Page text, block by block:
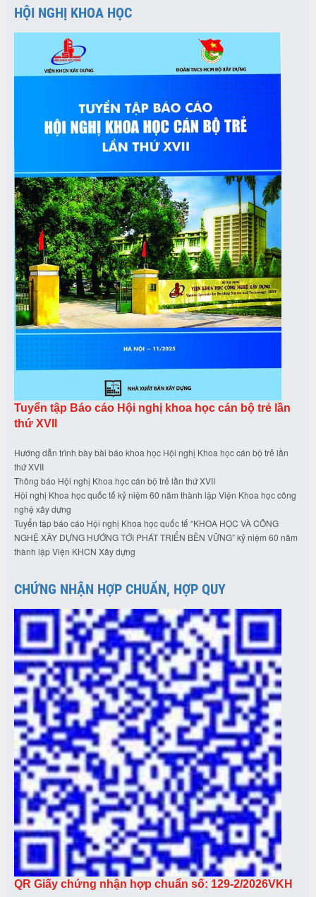
HỘI NGHỊ KHOA HỌC
Tuyển tập Báo cáo Hội nghị khoa học cán bộ trẻ lần
thứ XVII
Hướng dẫn trình bày bài báo khoa học Hội nghị Khoa học cán bộ trẻ lần
thứ XVII
Thông báo Hội nghị Khoa học cán bộ trẻ lần thứ XVII
Hội nghị Khoa học quốc tế kỷ niệm 60 năm thành lập Viện Khoa học công
nghệ xây dựng
Tuyển tập báo cáo Hội nghị Khoa học quốc tế “KHOA HỌC VÀ CÔNG
NGHỆ XÂY DỰNG HƯỚNG TỚI PHÁT TRIỂN BỀN VỮNG” kỷ niệm 60 năm
thành lập Viện KHCN Xây dựng
CHỨNG NHẬN HỢP CHUẨN, HỢP QUY
QR Giấy chứng nhận hợp chuẩn số: 129-2/2026VKH